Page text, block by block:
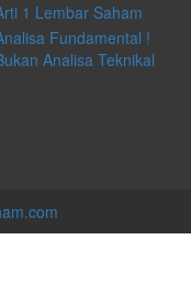
1 Lembar Saham
Fundamental !
Analisa Teknikal